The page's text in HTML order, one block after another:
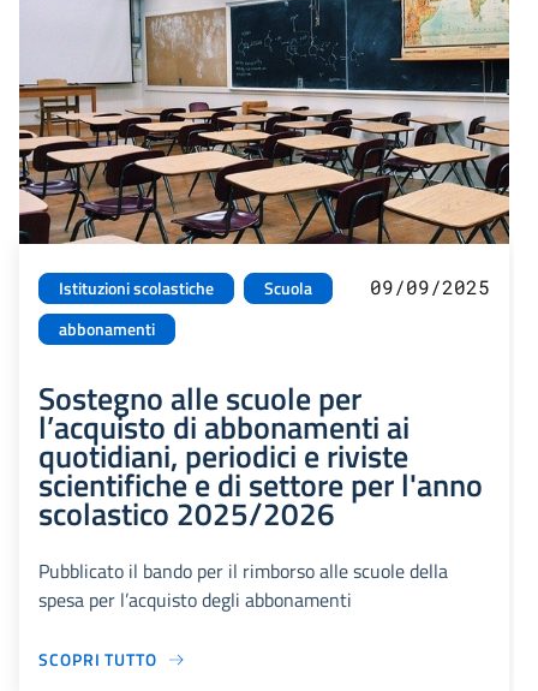
Istituzioni scolastiche
Scuola
abbonamenti
09/09/2025
Sostegno alle scuole per
l’acquisto di abbonamenti ai
quotidiani, periodici e riviste
scientifiche e di settore per l'anno
scolastico 2025/2026
Pubblicato il bando per il rimborso alle scuole della
spesa per l’acquisto degli abbonamenti
SCOPRI TUTTO